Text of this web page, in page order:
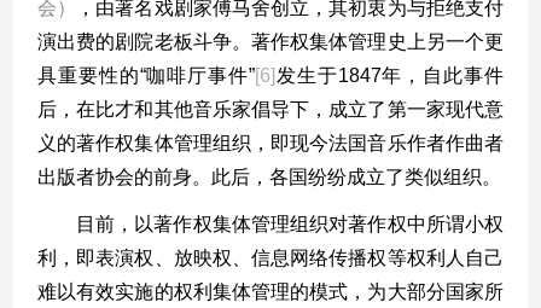
会）
，由著名戏剧家傅马舍创立，其初衷为与拒绝支付
演出费的剧院老板斗争。著作权集体管理史上另一个更
具重要性的“咖啡厅事件”[6] 发生于1847年，自此事件
后，在比才和其他音乐家倡导下，成立了第一家现代意
义的著作权集体管理组织，即现今法国音乐作者作曲者
出版者协会的前身。此后，各国纷纷成立了类似组织。
目前，以著作权集体管理组织对著作权中所谓小权
利，即表演权、放映权、信息网络传播权等权利人自己
难以有效实施的权利集体管理的模式，为大部分国家所